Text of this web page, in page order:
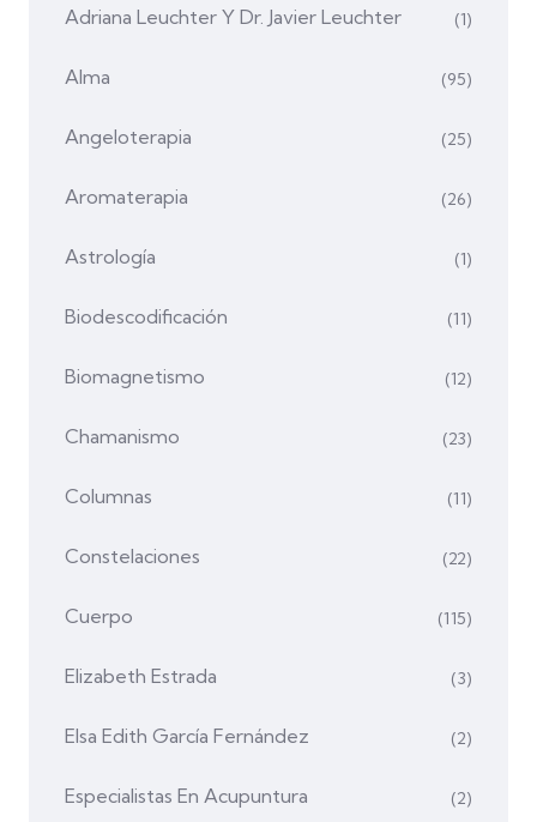
Adriana Leuchter Y Dr. Javier Leuchter (1)
Alma (95)
Angeloterapia (25)
Aromaterapia (26)
Astrología (1)
Biodescodificación (11)
Biomagnetismo (12)
Chamanismo (23)
Columnas (11)
Constelaciones (22)
Cuerpo (115)
Elizabeth Estrada (3)
Elsa Edith García Fernández (2)
Especialistas En Acupuntura (2)